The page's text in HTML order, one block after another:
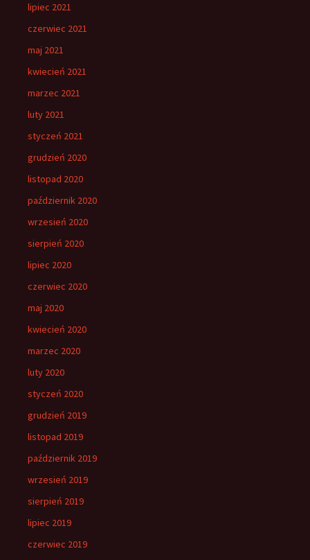
lipiec 2021
czerwiec 2021
maj 2021
kwiecień 2021
marzec 2021
luty 2021
styczeń 2021
grudzień 2020
listopad 2020
październik 2020
wrzesień 2020
sierpień 2020
lipiec 2020
czerwiec 2020
maj 2020
kwiecień 2020
marzec 2020
luty 2020
styczeń 2020
grudzień 2019
listopad 2019
październik 2019
wrzesień 2019
sierpień 2019
lipiec 2019
czerwiec 2019